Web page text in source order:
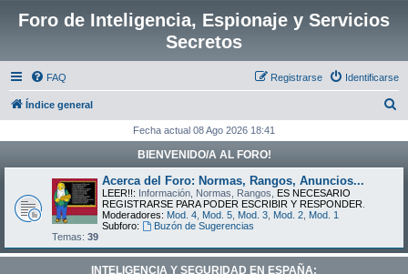
Foro de Inteligencia, Espionaje y Servicios
Secretos
FAQ Identificarse
Registrarse
Índice general
c
Fecha actual 08 Ago 2026 18:41
BIENVENIDO/A AL FORO!
Acerca del Foro: Normas, Rangos, Anuncios...
LEER!!: Información, Normas, Rangos, ES NECESARIO
REGISTRARSE PARA PODER ESCRIBIR Y RESPONDER
Moderadores: Mod. 4 Mod. 5 Mod. 3 Mod. 2 Mod. 1
Subforo:
Buzón de Sugerencias
Temas: 39
INTELIGENCIA Y SEGURIDAD EN ESPAÑA: